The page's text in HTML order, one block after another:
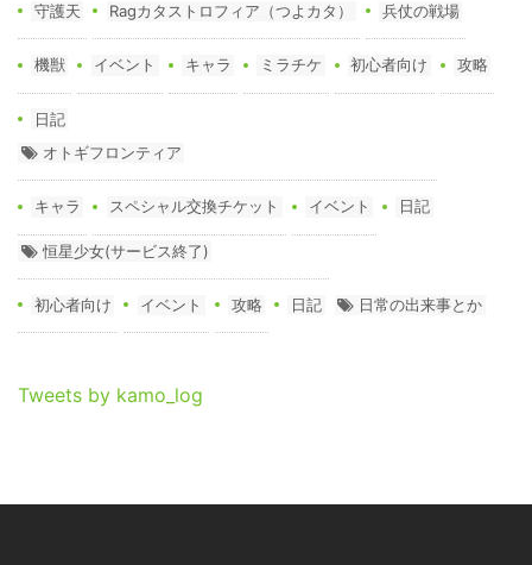
守護天 Ragカタストロフィア（つよカタ） 兵仗の戦場
機獣 イベント キャラ ミラチケ 初心者向け 攻略
日記
オトギフロンティア
キャラ スペシャル交換チケット イベント 日記
恒星少女(サービス終了)
初心者向け イベント 攻略 日記 日常の出来事とか
Tweets by kamo_log